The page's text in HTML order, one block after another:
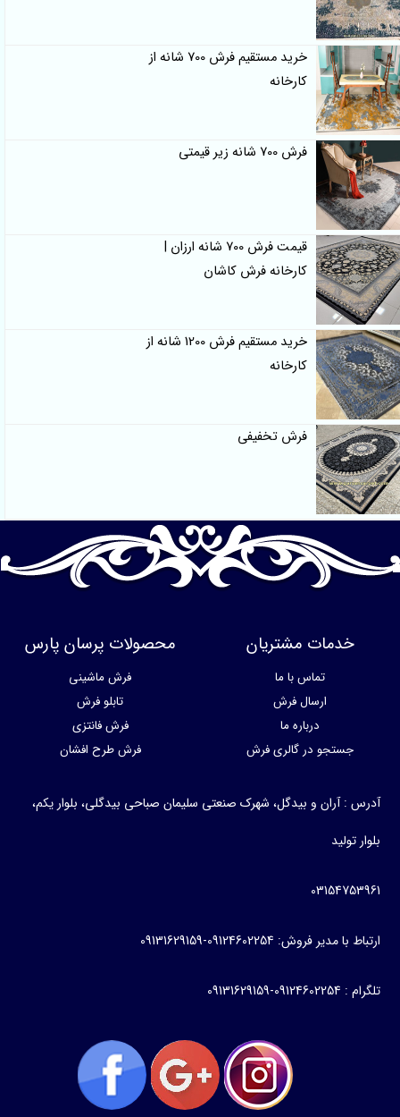
خرید مستقیم فرش 700 شانه از
کارخانه
فرش 700 شانه زیر قیمتی
قیمت فرش 700 شانه ارزان |
کارخانه فرش کاشان
خرید مستقیم فرش 1200 شانه از
کارخانه
فرش تخفیفی
خدمات مشتریان
تماس با ما
ارسال فرش
درباره ما
جستجو در گالری فرش
محصولات پرسان پارس
فرش ماشینی
تابلو فرش
فرش فانتزی
فرش طرح افشان
آدرس : آران و بیدگل، شهرک صنعتی سلیمان صباحی بیدگلی، بلوار یکم،
بلوار تولید
03154753961
ارتباط با مدیر فروش: 09124602254-09131629159
تلگرام : 09124602254-09131629159